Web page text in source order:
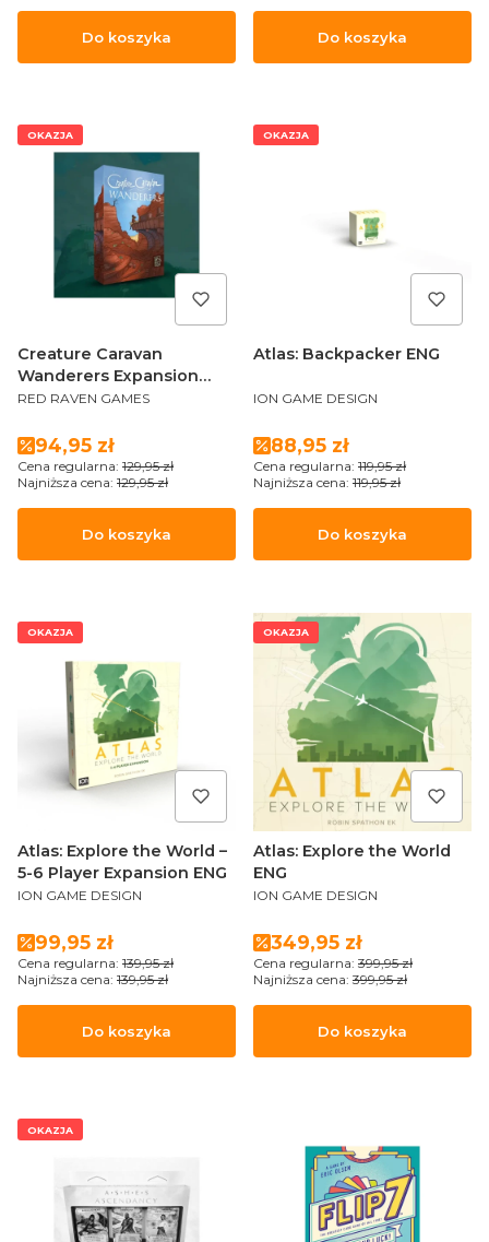
Do koszyka Do koszyka
OKAZJA
Creature Caravan
Wanderers Expansion
ENG
PRODUCENT
RED RAVEN GAMES
Cena promocyjna
94,95 zł
Cena regularna: 129,95 zł
Najniższa cena: 129,95 zł
Do koszyka
OKAZJA
Atlas: Backpacker ENG
PRODUCENT
ION GAME DESIGN
Cena promocyjna
88,95 zł
Cena regularna: 119,95 zł
Najniższa cena: 119,95 zł
Do koszyka
OKAZJA
Atlas: Explore the World –
5-6 Player Expansion ENG
PRODUCENT
ION GAME DESIGN
Cena promocyjna
99,95 zł
Cena regularna: 139,95 zł
Najniższa cena: 139,95 zł
Do koszyka
OKAZJA
Atlas: Explore the World
ENG
PRODUCENT
ION GAME DESIGN
Cena promocyjna
349,95 zł
Cena regularna: 399,95 zł
Najniższa cena: 399,95 zł
Do koszyka
OKAZJA